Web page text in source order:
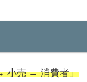
小売 → 消費者」